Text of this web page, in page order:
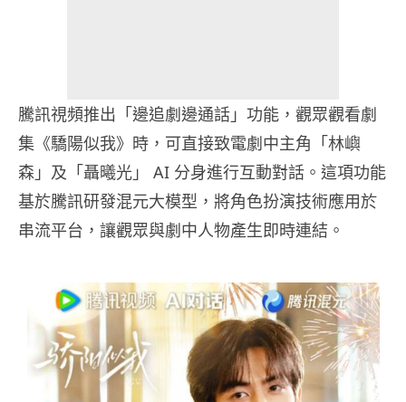
騰訊視頻推出「邊追劇邊通話」功能，觀眾觀看劇
集《驕陽似我》時，可直接致電劇中主角「林嶼
森」及「聶曦光」 AI 分身進行互動對話。這項功能
基於騰訊研發混元大模型，將角色扮演技術應用於
串流平台，讓觀眾與劇中人物產生即時連結。